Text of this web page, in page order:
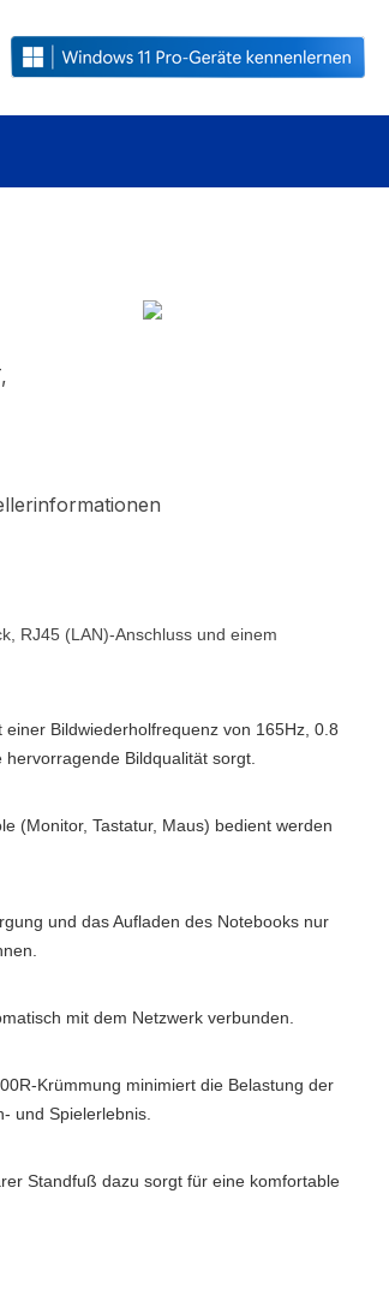
enthält 0 Positionen. Der
RJ45 (LAN)-Anschluss und einem
Bildwiederholfrequenz von 165Hz, 0.8
Bildqualität sorgt.
(Monitor, Tastatur, Maus) bedient werden
und das Aufladen des Notebooks nur
mit dem Netzwerk verbunden.
Krümmung minimiert die Belastung der
und Spielerlebnis.
Standfuß dazu sorgt für eine komfortable